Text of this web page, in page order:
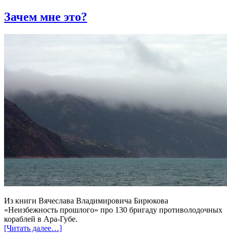
Зачем мне это?
Из книги Вячеслава Владимировича Бирюкова
«Неизбежность прошлого» про 130 бригаду противолодочных
кораблей в Ара-Губе.
[Читать далее…]